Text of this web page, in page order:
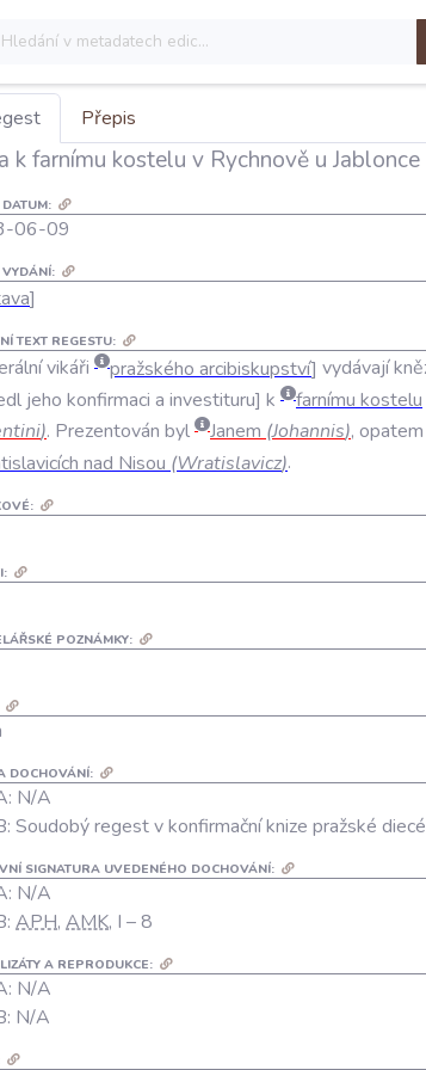
Přepis
k farnímu kostelu v Rychnově u
06-09
VYDÁNÍ:
TEXT REGESTU:
vikáři pražského arcibiskupství vydávají
jeho konfirmaci a investituru k farnímu kostelu
). Prezentován byl Janem (Johannis), opatem
nad Nisou (Wratislavicz).
POZNÁMKY:
DOCHOVÁNÍ:
N/A
Soudobý regest v konfirmační knize pražské
SIGNATURA UVEDENÉHO DOCHOVÁNÍ:
N/A
APH, AMK, I – 8
A REPRODUKCE:
N/A
N/A